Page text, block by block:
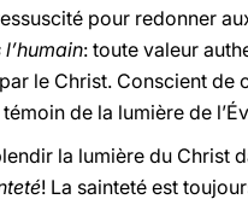
pour redonner
: toute valeur
le Christ. Conscient de
de la lumière de
la lumière du Christ
! La sainteté est